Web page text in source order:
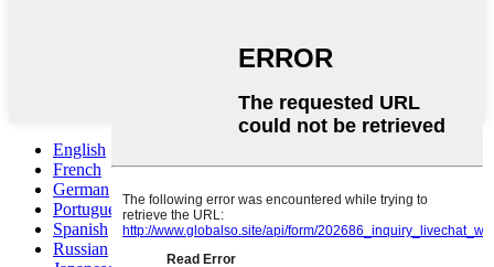
English
French
German
Portuguese
Spanish
Russian